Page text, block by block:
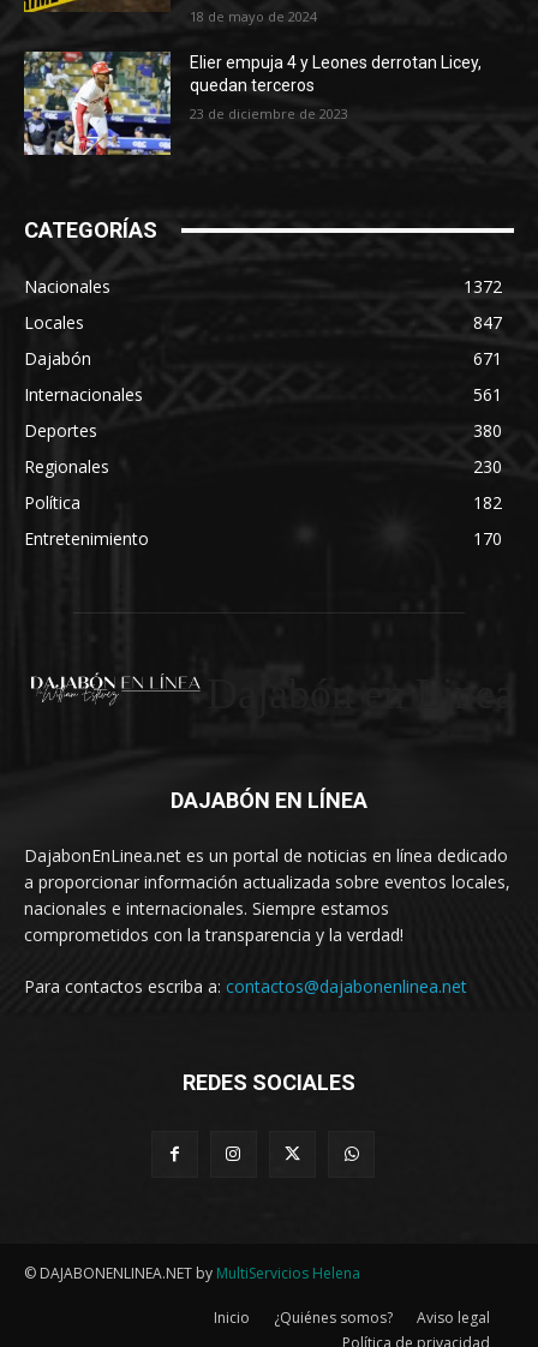
18 de mayo de 2024
Elier empuja 4 y Leones derrotan Licey,
quedan terceros
23 de diciembre de 2023
CATEGORÍAS
Nacionales
1372
Locales
847
Dajabón
671
Internacionales
561
Deportes
380
Regionales
230
Política
182
Entretenimiento
170
DAJABÓN EN LÍNEA
DajabonEnLinea.net es un portal de noticias en línea dedicado
a proporcionar información actualizada sobre eventos locales,
nacionales e internacionales. Siempre estamos
comprometidos con la transparencia y la verdad!
Para contactos escriba a: contactos@dajabonenlinea.net
REDES SOCIALES
© DAJABONENLINEA.NET by MultiServicios Helena
Inicio ¿Quiénes somos?
Aviso legal